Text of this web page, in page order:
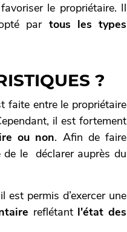
le propriétaire. Il
par tous les types
?
faite entre le propriétaire
il est fortement
ou non. Afin de faire
le déclarer auprès du
est permis d’exercer une
reflétant l'état des